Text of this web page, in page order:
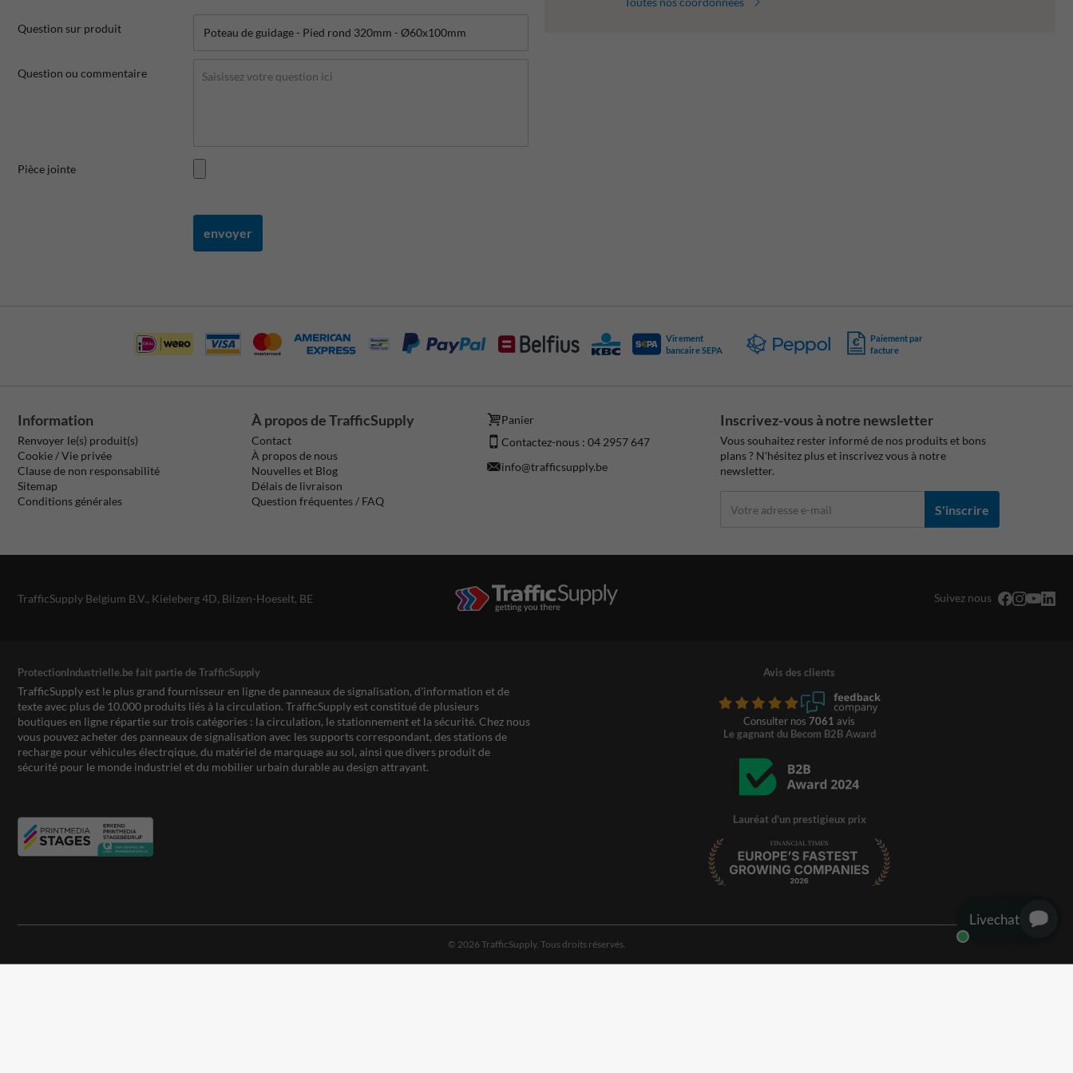
Question sur produit
Question ou commentaire
Pièce jointe
envoyer
Virement
bancaire SEPA
Paiement par
facture
Information
Renvoyer le(s) produit(s)
Cookie / Vie privée
Clause de non responsabilité
Sitemap
Conditions générales
À propos de TrafficSupply
Contact
À propos de nous
Nouvelles et Blog
Délais de livraison
Question fréquentes / FAQ
Panier
Contactez-nous : 04 2957 647
info@trafficsupply.be
Inscrivez-vous à notre newsletter
Vous souhaitez rester informé de nos produits et bons
plans ? N'hésitez plus et inscrivez vous à notre
newsletter.
S'inscrire
TrafficSupply Belgium B.V., Kieleberg 4D, Bilzen-Hoeselt, BE Suivez nous
ProtectionIndustrielle.be fait partie de TrafficSupply
TrafficSupply est le plus grand fournisseur en ligne de panneaux de signalisation, d'information et de
texte avec plus de 10.000 produits liés à la circulation. TrafficSupply est constitué de plusieurs
boutiques en ligne répartie sur trois catégories : la circulation, le stationnement et la sécurité. Chez nous
vous pouvez acheter des panneaux de signalisation avec les supports correspondant, des stations de
recharge pour véhicules électrqique, du matériel de marquage au sol, ainsi que divers produit de
sécurité pour le monde industriel et du mobilier urbain durable au design attrayant.
Avis des clients
Consulter nos 7061 avis
Le gagnant du Becom B2B Award
Lauréat d'un prestigieux prix
© 2026 TrafficSupply. Tous droits réservés.
Livechat